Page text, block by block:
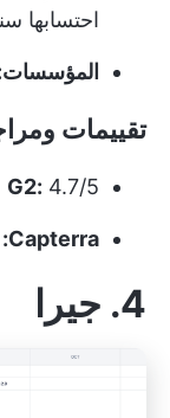
احتسابها
تقييمات
G2: 4.7/5 (أكثر من 8500 تقييم)
Capterra:
4. جيرا